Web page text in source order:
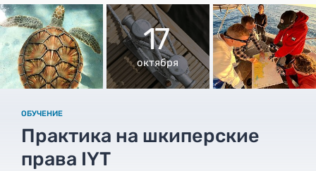
17
октября
ОБУЧЕНИЕ
Практика на шкиперские
права IYT